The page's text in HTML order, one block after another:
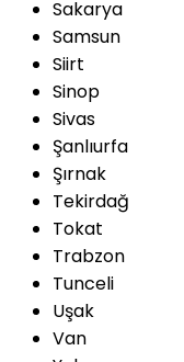
Sakarya
Samsun
Siirt
Sinop
Sivas
Şanlıurfa
Şırnak
Tekirdağ
Tokat
Trabzon
Tunceli
Uşak
Van